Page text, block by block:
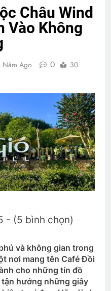
Châu Wind
Vào Không
Năm Ago 0
30
- (5 bình chọn)
và không gian trong
nơi mang tên Café Đồi
cho những tín đồ
hưởng những giây